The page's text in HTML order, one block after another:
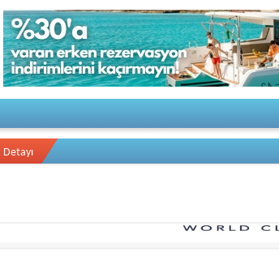
Detayı